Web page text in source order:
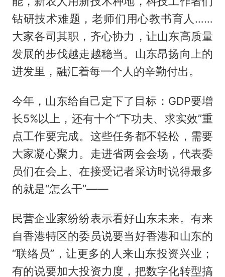
钻研技术难题，老师们用心教书育人……
大家各司其职，齐心协力，让山东高质量
发展的步伐越走越稳当。山东昂扬向上的
进发里，融汇着每一个人的辛勤付出。
今年，山东给自己定下了目标：GDP要增
长5%以上，还有十个“下功夫、求实效”重
点工作要完成。这些任务都不轻松，需要
大家凝心聚力。走进省两会会场，代表委
员们在会上、在接受记者采访时说得最多
的就是“怎么干”——
民营企业家纷纷表示看好山东未来。有来
自香港特区的委员说要当好香港和山东的
“联络员”，让更多的人来山东投资兴业；
有的说要加大投资力度，把数字化转型搞